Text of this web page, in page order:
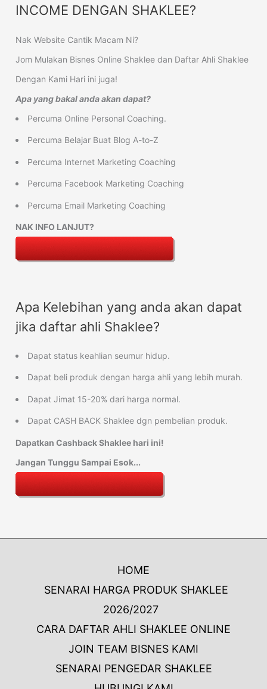
INCOME DENGAN SHAKLEE?
Nak Website Cantik Macam Ni?
Jom Mulakan Bisnes Online Shaklee dan Daftar Ahli Shaklee
Dengan Kami Hari ini juga!
Apa yang bakal anda akan dapat?
Percuma Online Personal Coaching.
Percuma Belajar Buat Blog A-to-Z
Percuma Internet Marketing Coaching
Percuma Facebook Marketing Coaching
Percuma Email Marketing Coaching
NAK INFO LANJUT?
Apa Kelebihan yang anda akan dapat
jika daftar ahli Shaklee?
Dapat status keahlian seumur hidup.
Dapat beli produk dengan harga ahli yang lebih murah.
Dapat Jimat 15-20% dari harga normal.
Dapat CASH BACK Shaklee dgn pembelian produk.
Dapatkan Cashback Shaklee hari ini!
Jangan Tunggu Sampai Esok...
HOME
SENARAI HARGA PRODUK SHAKLEE
2026/2027
CARA DAFTAR AHLI SHAKLEE ONLINE
JOIN TEAM BISNES KAMI
SENARAI PENGEDAR SHAKLEE